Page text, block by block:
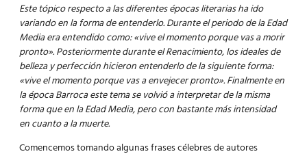
Este tópico respecto a las diferentes épocas literarias ha ido
variando en la forma de entenderlo. Durante el periodo de la Edad
Media era entendido como: «vive el momento porque vas a morir
pronto». Posteriormente durante el Renacimiento, los ideales de
belleza y perfección hicieron entenderlo de la siguiente forma:
«vive el momento porque vas a envejecer pronto». Finalmente en
la época Barroca este tema se volvió a interpretar de la misma
forma que en la Edad Media, pero con bastante más intensidad
en cuanto a la muerte.
Comencemos tomando algunas frases célebres de autores